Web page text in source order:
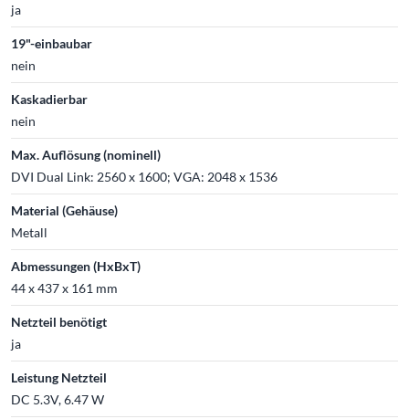
ja
19"-einbaubar
nein
Kaskadierbar
nein
Max. Auflösung (nominell)
DVI Dual Link: 2560 x 1600; VGA: 2048 x 1536
Material (Gehäuse)
Metall
Abmessungen (HxBxT)
44 x 437 x 161 mm
Netzteil benötigt
ja
Leistung Netzteil
DC 5.3V, 6.47 W